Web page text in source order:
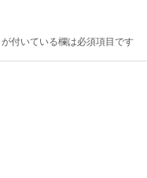
が付いている欄は必須項目です